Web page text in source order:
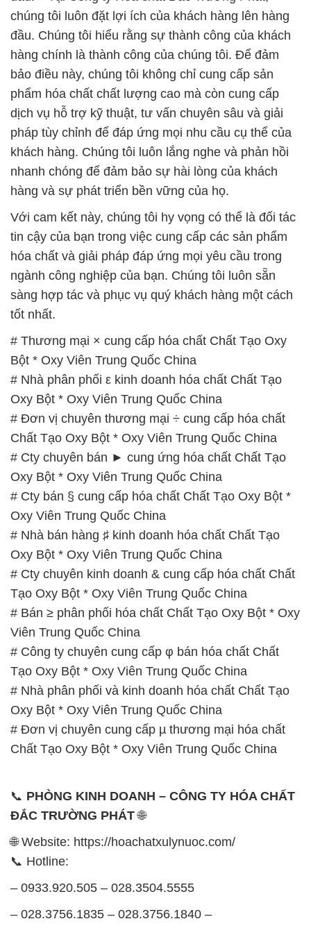
phẩm hóa chất chất lượng cao mà còn cung cấp
dịch vụ hỗ trợ kỹ thuật, tư vấn chuyên sâu và giải
pháp tùy chỉnh để đáp ứng mọi nhu cầu cụ thể của
khách hàng. Chúng tôi luôn lắng nghe và phản hồi
nhanh chóng để đảm bảo sự hài lòng của khách
hàng và sự phát triển bền vững của họ.
Với cam kết này, chúng tôi hy vọng có thể là đối tác
tin cậy của bạn trong việc cung cấp các sản phẩm
hóa chất và giải pháp đáp ứng mọi yêu cầu trong
ngành công nghiệp của bạn. Chúng tôi luôn sẵn
sàng hợp tác và phục vụ quý khách hàng một cách
tốt nhất.
# Thương mại × cung cấp hóa chất Chất Tạo Oxy
Bột * Oxy Viên Trung Quốc China
# Nhà phân phối ε kinh doanh hóa chất Chất Tạo
Oxy Bột * Oxy Viên Trung Quốc China
# Đơn vị chuyên thương mại ÷ cung cấp hóa chất
Chất Tạo Oxy Bột * Oxy Viên Trung Quốc China
# Cty chuyên bán ► cung ứng hóa chất Chất Tạo
Oxy Bột * Oxy Viên Trung Quốc China
# Cty bán § cung cấp hóa chất Chất Tạo Oxy Bột *
Oxy Viên Trung Quốc China
# Nhà bán hàng ♯ kinh doanh hóa chất Chất Tạo
Oxy Bột * Oxy Viên Trung Quốc China
# Cty chuyên kinh doanh & cung cấp hóa chất Chất
Tạo Oxy Bột * Oxy Viên Trung Quốc China
# Bán ≥ phân phối hóa chất Chất Tạo Oxy Bột * Oxy
Viên Trung Quốc China
# Công ty chuyên cung cấp φ bán hóa chất Chất
Tạo Oxy Bột * Oxy Viên Trung Quốc China
# Nhà phân phối và kinh doanh hóa chất Chất Tạo
Oxy Bột * Oxy Viên Trung Quốc China
# Đơn vị chuyên cung cấp µ thương mại hóa chất
Chất Tạo Oxy Bột * Oxy Viên Trung Quốc China
📞PHÒNG KINH DOANH – CÔNG TY HÓA CHẤT
ĐẮC TRƯỜNG PHÁT 🌐
🌐 Website: https://hoachatxulynuoc.com/
– 0933.920.505 – 028.3504.5555
028.3756.1841- 028.3756.1842
0902.765.866
📧 Email: hoachat@dactruongphat.vn